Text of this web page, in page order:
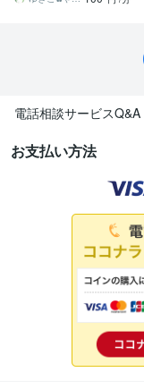
電話相談サービスQ&A
お支払い方法